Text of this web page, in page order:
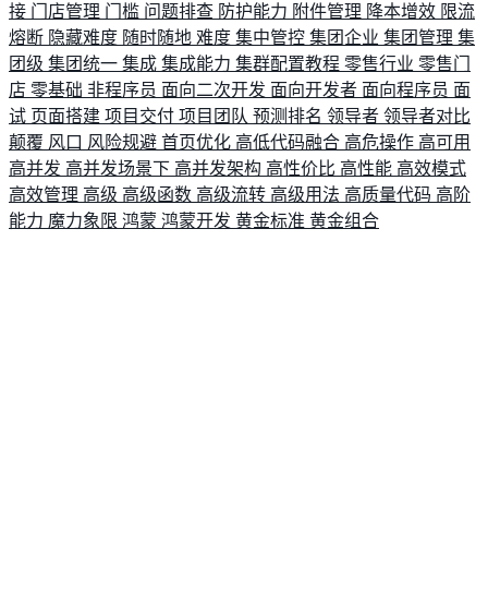
接 门店管理 门槛 问题排查 防护能力 附件管理 降本增效 限流
熔断 隐藏难度 随时随地 难度 集中管控 集团企业 集团管理 集
团级 集团统一 集成 集成能力 集群配置教程 零售行业 零售门
店 零基础 非程序员 面向二次开发 面向开发者 面向程序员 面
试 页面搭建 项目交付 项目团队 预测排名 领导者 领导者对比
颠覆 风口 风险规避 首页优化 高低代码融合 高危操作 高可用
高并发 高并发场景下 高并发架构 高性价比 高性能 高效模式
高效管理 高级 高级函数 高级流转 高级用法 高质量代码 高阶
能力 魔力象限 鸿蒙 鸿蒙开发 黄金标准 黄金组合